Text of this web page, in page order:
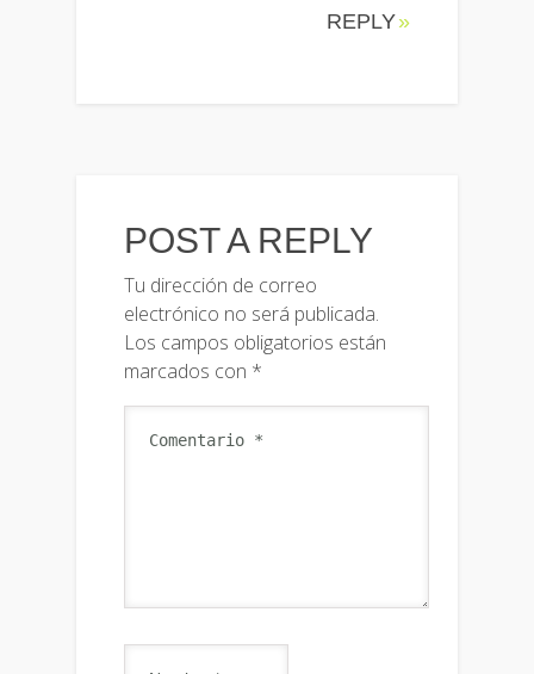
REPLY
POST A REPLY
Tu dirección de correo
electrónico no será publicada.
Los campos obligatorios están
marcados con *